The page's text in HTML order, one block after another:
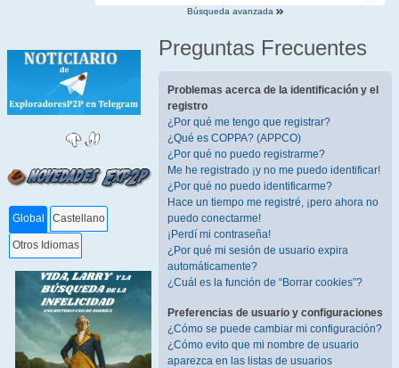
Búsqueda avanzada
Global Castellano
Otros Idiomas
Preguntas Frecuentes
Problemas acerca de la identificación y el
registro
¿Por qué me tengo que registrar?
¿Qué es COPPA? (APPCO)
¿Por qué no puedo registrarme?
Me he registrado ¡y no me puedo identificar!
¿Por qué no puedo identificarme?
Hace un tiempo me registré, ¡pero ahora no
puedo conectarme!
¡Perdí mi contraseña!
¿Por qué mi sesión de usuario expira
automáticamente?
¿Cuál es la función de “Borrar cookies”?
Preferencias de usuario y configuraciones
¿Cómo se puede cambiar mi configuración?
¿Cómo evito que mi nombre de usuario
aparezca en las listas de usuarios